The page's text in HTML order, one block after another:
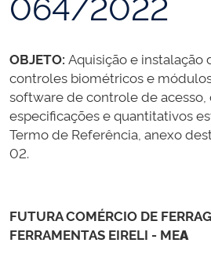
OBJETO: Aquisição e instalação
controles biométricos e
software de controle de
especificações e quantitativos
Termo de Referência, anexo
02.
FUTURA COMÉRCIO DE
FERRAMENTAS EIRELI - MEA